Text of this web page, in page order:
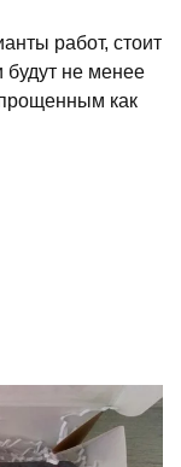
работ, стоит
не менее
как